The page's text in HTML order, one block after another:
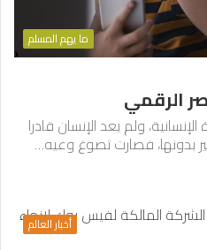
ما يهم المسلم
الرقمي
ولم يعد الإنسان قادرا
بدونها، فصارت تصوغ وعيه…
أخبار العالم